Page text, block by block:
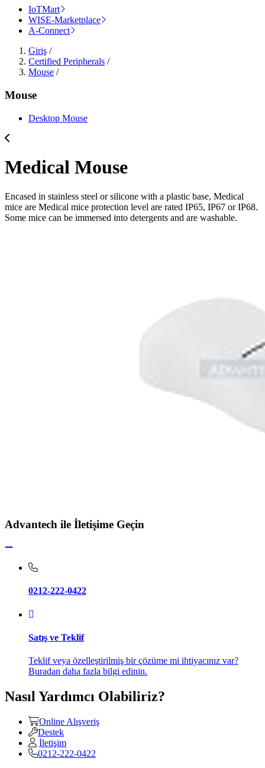
IoTMart
WISE-Marketplace
A-Connect
Giriş /
Certified Peripherals /
Mouse /
Mouse
Desktop Mouse
Medical Mouse
Encased in stainless steel or silicone with a plastic base, Medical
mice are Medical mice protection level are rated IP65, IP67 or IP68.
Some mice can be immersed into detergents and are washable.
Advantech ile İletişime Geçin
0212-222-0422
Satış ve Teklif
Teklif veya özelleştirilmiş bir çözüme mi ihtiyacınız var?
Buradan daha fazla bilgi edinin.
Nasıl Yardımcı Olabiliriz?
Online Alışveriş
Destek
İletişim
0212-222-0422